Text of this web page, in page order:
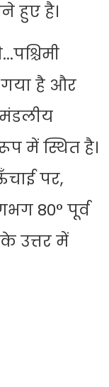
हुए है।
गया है और
में स्थित है।
पर,
80° पूर्व
उत्तर में